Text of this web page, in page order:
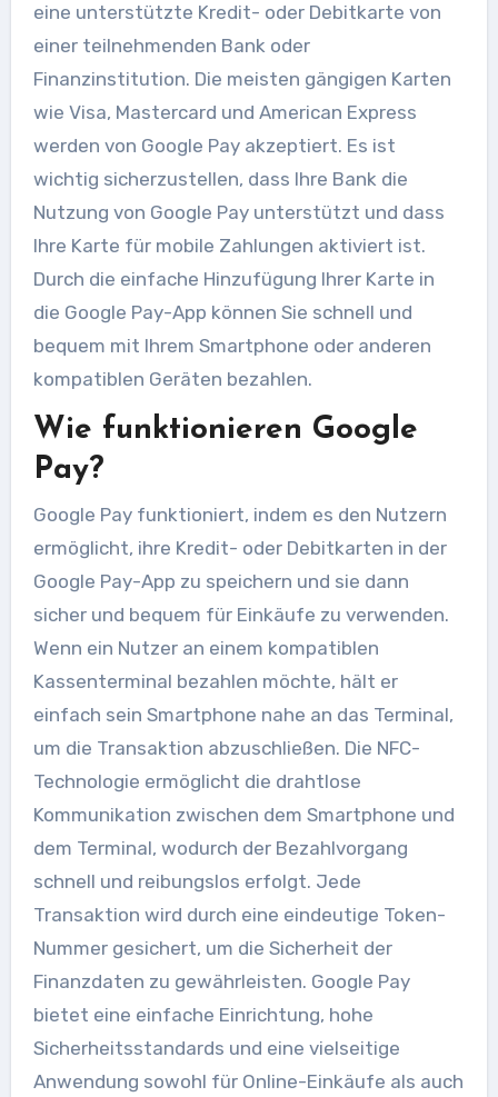
eine unterstützte Kredit- oder Debitkarte von
einer teilnehmenden Bank oder
Finanzinstitution. Die meisten gängigen Karten
wie Visa, Mastercard und American Express
werden von Google Pay akzeptiert. Es ist
wichtig sicherzustellen, dass Ihre Bank die
Nutzung von Google Pay unterstützt und dass
Ihre Karte für mobile Zahlungen aktiviert ist.
Durch die einfache Hinzufügung Ihrer Karte in
die Google Pay-App können Sie schnell und
bequem mit Ihrem Smartphone oder anderen
kompatiblen Geräten bezahlen.
Wie funktionieren Google
Pay?
Google Pay funktioniert, indem es den Nutzern
ermöglicht, ihre Kredit- oder Debitkarten in der
Google Pay-App zu speichern und sie dann
sicher und bequem für Einkäufe zu verwenden.
Wenn ein Nutzer an einem kompatiblen
Kassenterminal bezahlen möchte, hält er
einfach sein Smartphone nahe an das Terminal,
um die Transaktion abzuschließen. Die NFC-
Technologie ermöglicht die drahtlose
Kommunikation zwischen dem Smartphone und
dem Terminal, wodurch der Bezahlvorgang
schnell und reibungslos erfolgt. Jede
Transaktion wird durch eine eindeutige Token-
Nummer gesichert, um die Sicherheit der
Finanzdaten zu gewährleisten. Google Pay
bietet eine einfache Einrichtung, hohe
Sicherheitsstandards und eine vielseitige
Anwendung sowohl für Online-Einkäufe als auch